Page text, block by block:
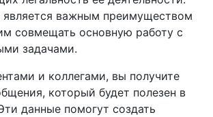
является важным преимуществом
совмещать основную работу с
задачами.
и коллегами, вы получите
который будет полезен в
данные помогут создать